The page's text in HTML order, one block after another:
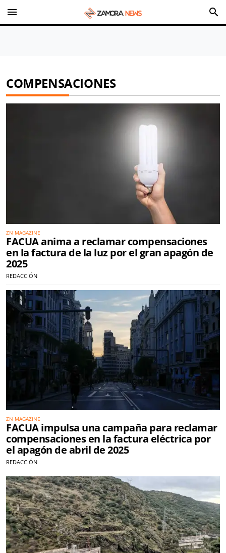
menu search
COMPENSACIONES
ZN MAGAZINE
FACUA anima a reclamar compensaciones
en la factura de la luz por el gran apagón de
2025
REDACCIÓN
ZN MAGAZINE
FACUA impulsa una campaña para reclamar
compensaciones en la factura eléctrica por
el apagón de abril de 2025
REDACCIÓN